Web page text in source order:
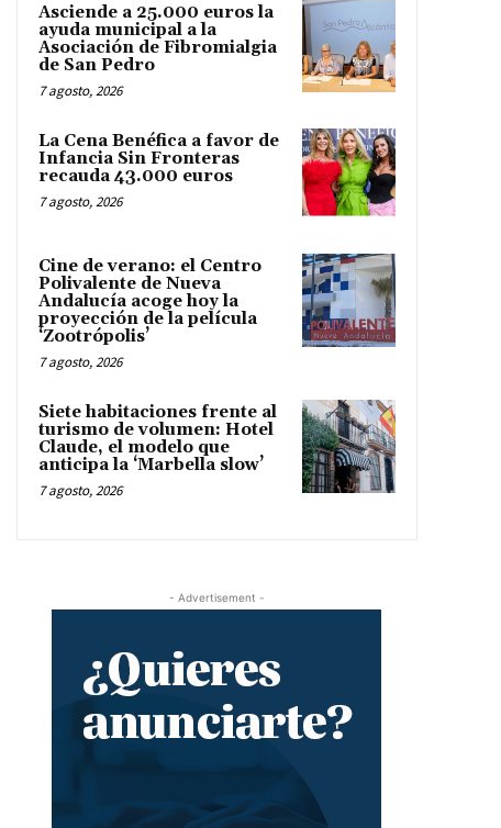
Asciende a 25.000 euros la
ayuda municipal a la
Asociación de Fibromialgia
de San Pedro
7 agosto, 2026
La Cena Benéfica a favor de
Infancia Sin Fronteras
recauda 43.000 euros
7 agosto, 2026
Cine de verano: el Centro
Polivalente de Nueva
Andalucía acoge hoy la
proyección de la película
‘Zootrópolis’
7 agosto, 2026
Siete habitaciones frente al
turismo de volumen: Hotel
Claude, el modelo que
anticipa la ‘Marbella slow’
7 agosto, 2026
- Advertisement -